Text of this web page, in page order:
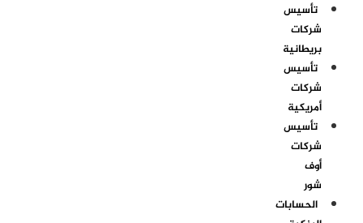
تأسيس
شركات
بريطانية
تأسيس
شركات
أمريكية
تأسيس
شركات
أوف
شور
الحسابات